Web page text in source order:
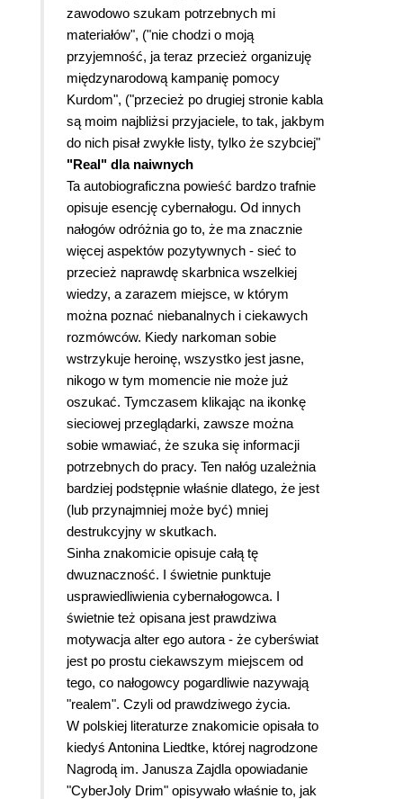
zawodowo szukam potrzebnych mi
materiałów", ("nie chodzi o moją
przyjemność, ja teraz przecież organizuję
międzynarodową kampanię pomocy
Kurdom", ("przecież po drugiej stronie kabla
są moim najbliżsi przyjaciele, to tak, jakbym
do nich pisał zwykłe listy, tylko że szybciej"
"Real" dla naiwnych
Ta autobiograficzna powieść bardzo trafnie
opisuje esencję cybernałogu. Od innych
nałogów odróżnia go to, że ma znacznie
więcej aspektów pozytywnych - sieć to
przecież naprawdę skarbnica wszelkiej
wiedzy, a zarazem miejsce, w którym
można poznać niebanalnych i ciekawych
rozmówców. Kiedy narkoman sobie
wstrzykuje heroinę, wszystko jest jasne,
nikogo w tym momencie nie może już
oszukać. Tymczasem klikając na ikonkę
sieciowej przeglądarki, zawsze można
sobie wmawiać, że szuka się informacji
potrzebnych do pracy. Ten nałóg uzależnia
bardziej podstępnie właśnie dlatego, że jest
(lub przynajmniej może być) mniej
destrukcyjny w skutkach.
Sinha znakomicie opisuje całą tę
dwuznaczność. I świetnie punktuje
usprawiedliwienia cybernałogowca. I
świetnie też opisana jest prawdziwa
motywacja alter ego autora - że cyberświat
jest po prostu ciekawszym miejscem od
tego, co nałogowcy pogardliwie nazywają
"realem". Czyli od prawdziwego życia.
W polskiej literaturze znakomicie opisała to
kiedyś Antonina Liedtke, której nagrodzone
Nagrodą im. Janusza Zajdla opowiadanie
"CyberJoly Drim" opisywało właśnie to, jak